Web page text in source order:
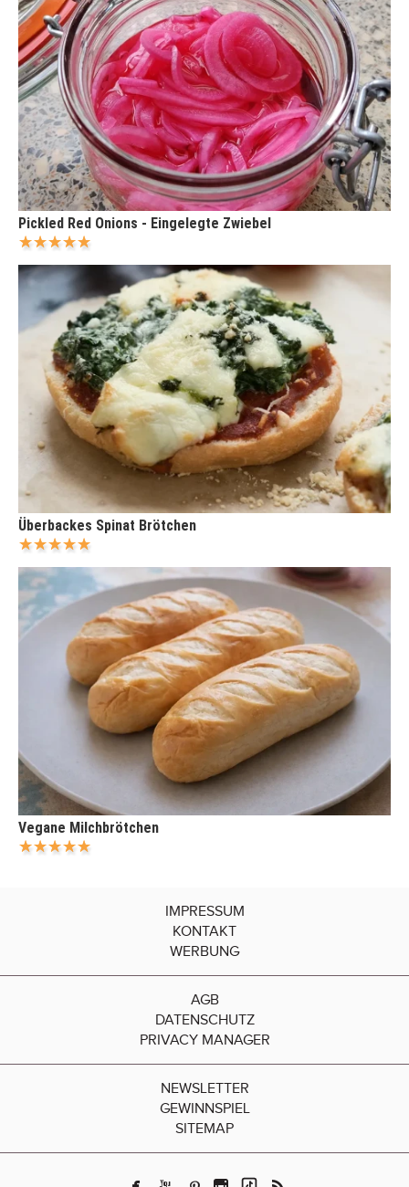
Pickled Red Onions - Eingelegte Zwiebel
Überbackes Spinat Brötchen
Vegane Milchbrötchen
IMPRESSUM
KONTAKT
WERBUNG
AGB
DATENSCHUTZ
PRIVACY MANAGER
NEWSLETTER
GEWINNSPIEL
SITEMAP